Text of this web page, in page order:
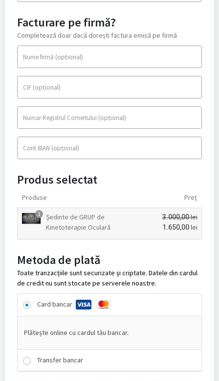
Facturare pe firmă?
Completează doar dacă dorești factura emisă pe firmă
Nume firmă (opțional)
CIF (opțional)
Numar Registrul Comertului (opțional)
Cont IBAN (opțional)
Produs selectat
Produse Preț
1
Ședinte de GRUP de
Kinetoterapie Oculară
3.000,00lei
1.650,00lei
Metoda de plată
Toate tranzacțiile sunt securizate și criptate. Datele din cardul
de credit nu sunt stocate pe serverele noastre.
Card bancar
Plătește online cu cardul tău bancar.
Transfer bancar